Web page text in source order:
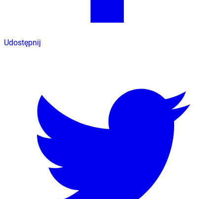
Udostępnij